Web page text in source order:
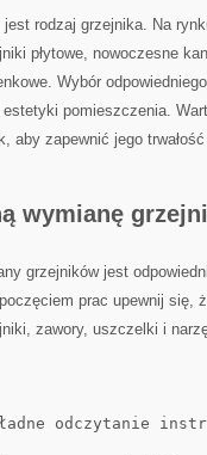
⁢rodzaj grzejnika. ⁤Na
płytowe, nowoczesne
Wybór
pomieszczenia.
aby zapewnić jego trwałość
wymianę
grzejników jest
prac upewnij się,⁢
zawory, uszczelki i
odczytanie